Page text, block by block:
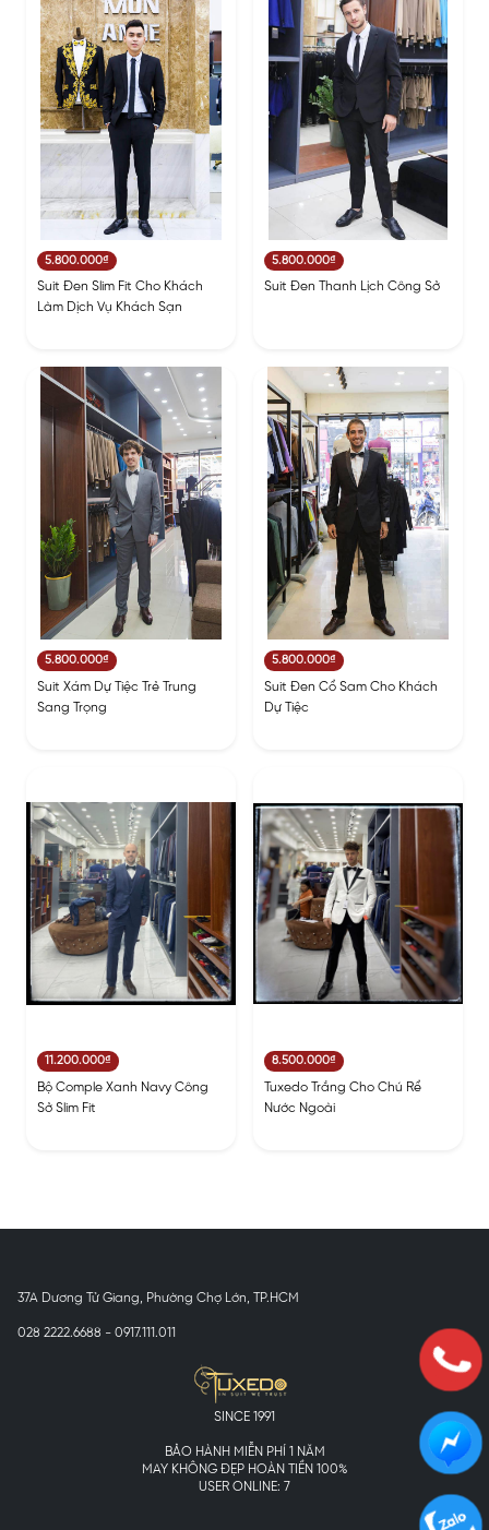
5.800.000₫
Suit Đen Slim Fit Cho Khách
Làm Dịch Vụ Khách Sạn
5.800.000₫
Suit Đen Thanh Lịch Công Sở
5.800.000₫
Suit Xám Dự Tiệc Trẻ Trung
Sang Trọng
5.800.000₫
Suit Đen Cổ Sam Cho Khách
Dự Tiệc
11.200.000₫
Bộ Comple Xanh Navy Công
Sở Slim Fit
8.500.000₫
Tuxedo Trắng Cho Chú Rể
Nước Ngoài
37A Dương Tử Giang, Phường Chợ Lớn, TP.HCM
028 2222.6688 - 0917.111.011
SINCE 1991
BẢO HÀNH MIỄN PHÍ 1 NĂM
MAY KHÔNG ĐẸP HOÀN TIỀN 100%
USER ONLINE: 7